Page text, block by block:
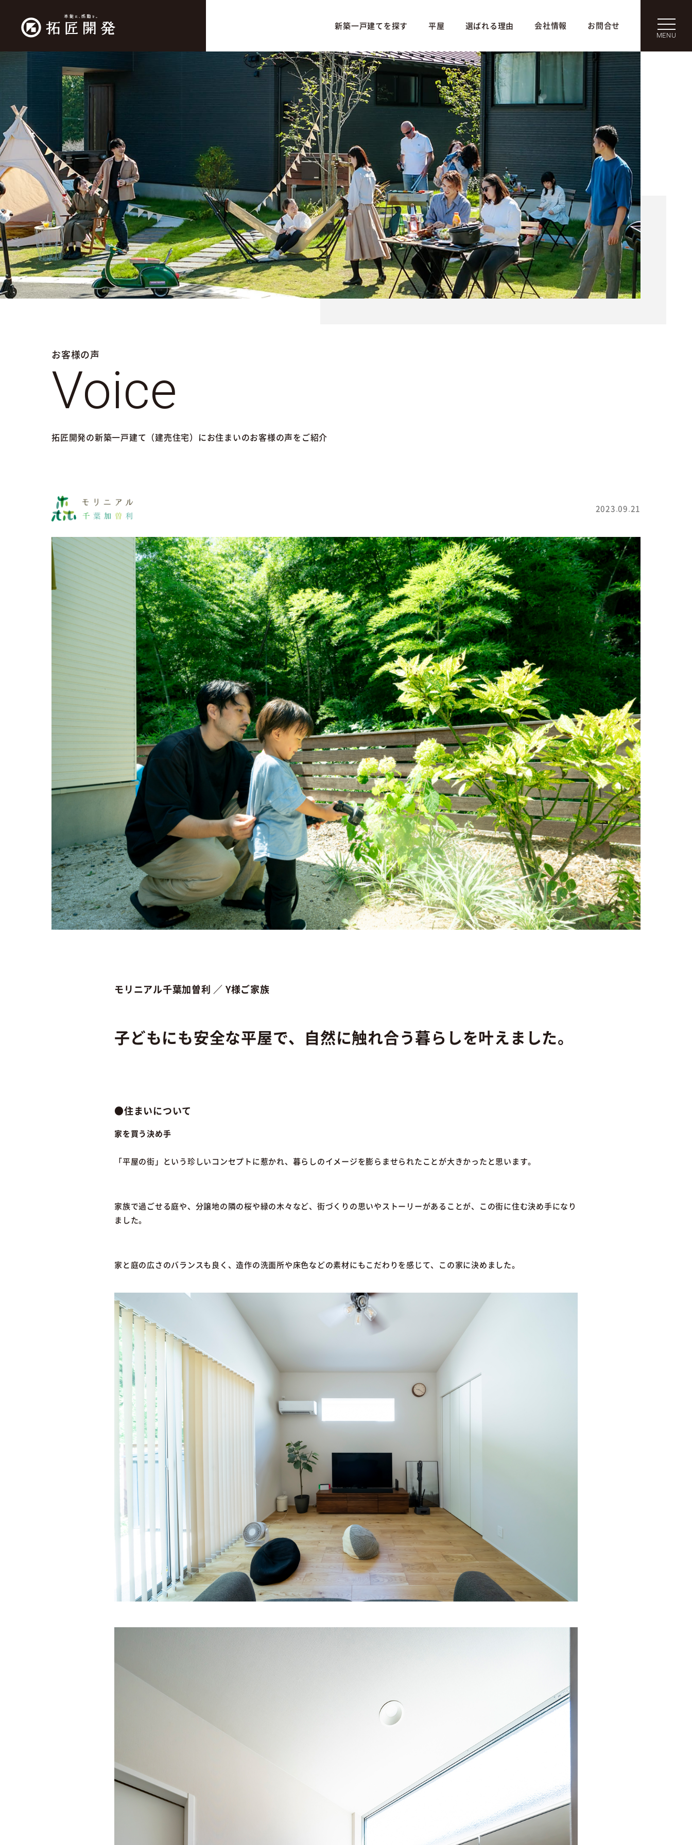
新築一戸建てを探す 平屋 選ばれる理由 会社情報 お問合せ
MENU
お客様の声
Voice
拓匠開発の新築一戸建て（建売住宅）にお住まいのお客様の声をご紹介
2023.09.21
モリニアル千葉加曽利 ／ Y様ご家族
子どもにも安全な平屋で、自然に触れ合う暮らしを叶えました。
●住まいについて
家を買う決め手
「平屋の街」という珍しいコンセプトに惹かれ、暮らしのイメージを膨らませられたことが大きかったと思います。
家族で過ごせる庭や、分譲地の隣の桜や緑の木々など、街づくりの思いやストーリーがあることが、この街に住む決め手になり
ました。
家と庭の広さのバランスも良く、造作の洗面所や床色などの素材にもこだわりを感じて、この家に決めました。